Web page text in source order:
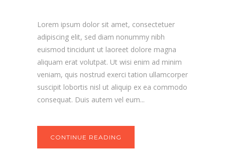
Lorem ipsum dolor sit amet, consectetuer
adipiscing elit, sed diam nonummy nibh
euismod tincidunt ut laoreet dolore magna
aliquam erat volutpat. Ut wisi enim ad minim
veniam, quis nostrud exerci tation ullamcorper
suscipit lobortis nisl ut aliquip ex ea commodo
consequat. Duis autem vel eum...
CONTINUE READING